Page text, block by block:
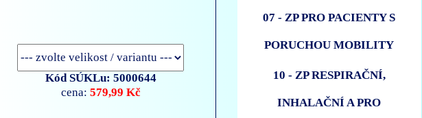
Kód SÚKLu: 5000644
cena: 579,99 Kč
07 - ZP PRO PACIENTY S
PORUCHOU MOBILITY
10 - ZP RESPIRAČNÍ,
INHALAČNÍ A PRO